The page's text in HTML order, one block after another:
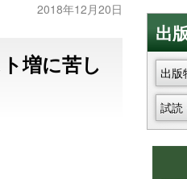
2018年12月20日
増に苦し
出
出版
試読